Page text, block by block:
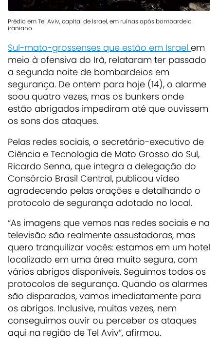
Prédio em Tel Aviv, capital de Israel, em ruínas após bombardeio
iraniano
Sul-mato-grossenses que estão em Israel em
meio à ofensiva do Irã, relataram ter passado
a segunda noite de bombardeios em
segurança. De ontem para hoje (14), o alarme
soou quatro vezes, mas os bunkers onde
estão abrigados impediram até que ouvissem
os sons dos ataques.
Pelas redes sociais, o secretário-executivo de
Ciência e Tecnologia de Mato Grosso do Sul,
Ricardo Senna, que integra a delegação do
Consórcio Brasil Central, publicou vídeo
agradecendo pelas orações e detalhando o
protocolo de segurança adotado no local.
“As imagens que vemos nas redes sociais e na
televisão são realmente assustadoras, mas
quero tranquilizar vocês: estamos em um hotel
localizado em uma área muito segura, com
vários abrigos disponíveis. Seguimos todos os
protocolos de segurança. Quando os alarmes
são disparados, vamos imediatamente para
os abrigos. Inclusive, muitas vezes, nem
conseguimos ouvir ou perceber os ataques
aqui na região de Tel Aviv”, afirmou.